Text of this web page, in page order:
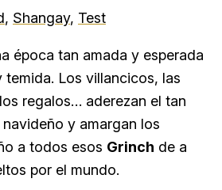
, Shangay, Test
época tan amada y esperada
Los villancicos, las
regalos… aderezan el tan
y amargan los
a todos esos Grinch de a
por el mundo.